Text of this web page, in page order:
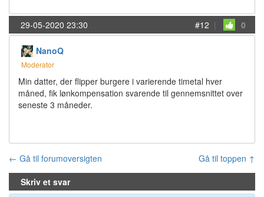
29-05-2020 23:30 #12 | 0
NanoQ
Moderator
Min datter, der flipper burgere i varierende timetal hver
måned, fik lønkompensation svarende til gennemsnittet over
seneste 3 måneder.
← Gå til forumoversigten
Gå til toppen ↑
Skriv et svar